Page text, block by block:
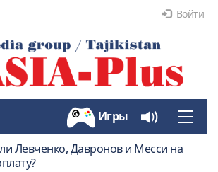
Войти
Toggle
Игры
Левченко, Давронов и Месси на